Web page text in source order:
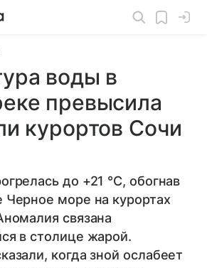
воды в
превысила
курортов Сочи
до +21 °C, обогнав
Черное море на курортах
связана
в столице жарой.
когда зной ослабеет